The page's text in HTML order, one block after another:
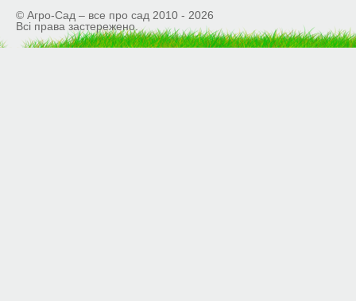
© Агро-Сад – все про сад 2010 - 2026
Всі права застережено.